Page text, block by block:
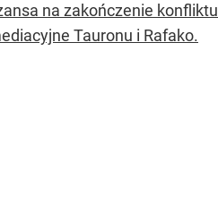
na zakończenie
Tauronu i Rafako.